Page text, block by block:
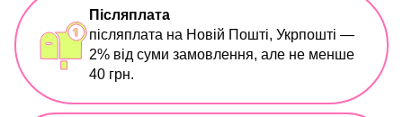
Післяплата
післяплата на Новій Пошті, Укрпошті —
2% від суми замовлення, але не менше
40 грн.